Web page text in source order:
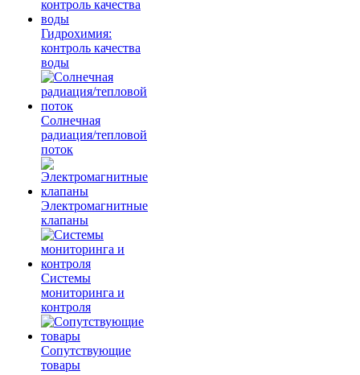
Гидрохимия:
контроль качества
воды
Солнечная
радиация/тепловой
поток
Электромагнитные
клапаны
Системы
мониторинга и
контроля
Сопутствующие
товары